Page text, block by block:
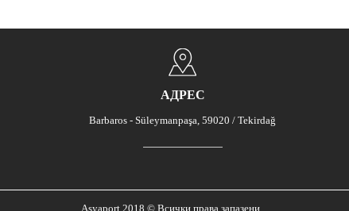
АДРЕС
Barbaros - Süleymanpaşa, 59020 / Tekirdağ
Asyaport 2018 © Всички права запазени.